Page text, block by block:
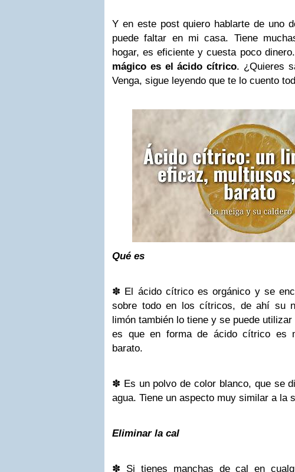
Y en este post quiero hablarte de uno
puede faltar en mi casa. Tiene
hogar, es eficiente y cuesta poco dinero.
mágico es el ácido cítrico. ¿Quieres
Venga, sigue leyendo que te lo cuento
Qué es
✽ El ácido cítrico es orgánico y se
sobre todo en los cítricos, de ahí su
limón también lo tiene y se puede
es que en forma de ácido cítrico es
barato.
✽ Es un polvo de color blanco, que se
agua. Tiene un aspecto muy similar a la
Eliminar la cal
✽ Si tienes manchas de cal en